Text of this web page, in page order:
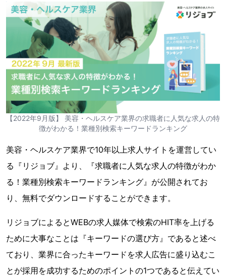
【2022年9月版】 美容・ヘルスケア業界の求職者に人気な求人の特
徴がわかる！業種別検索キーワードランキング
美容・ヘルスケア業界で10年以上求人サイトを運営してい
る『リジョブ』より、『求職者に人気な求人の特徴がわか
る！業種別検索キーワードランキング』が公開されてお
り、無料でダウンロードすることができます。
リジョブによるとWEBの求人媒体で検索のHIT率を上げる
ために大事なことは『キーワードの選び方』であると述べ
ており、業界に合ったキーワードを求人広告に盛り込むこ
とが採用を成功するためのポイントの1つであると伝えてい